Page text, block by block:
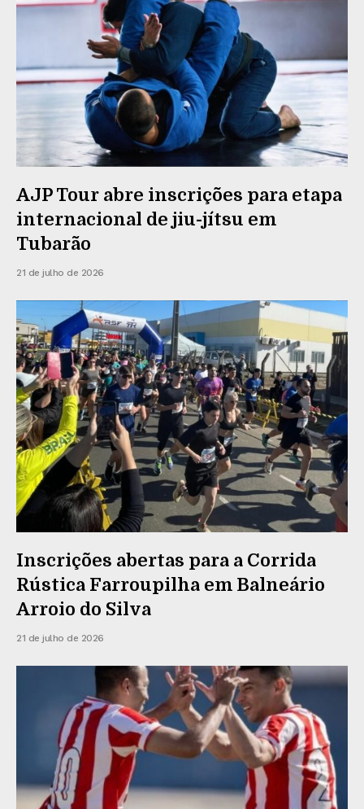
AJP Tour abre inscrições para etapa
internacional de jiu-jítsu em
Tubarão
21 de julho de 2026
Inscrições abertas para a Corrida
Rústica Farroupilha em Balneário
Arroio do Silva
21 de julho de 2026